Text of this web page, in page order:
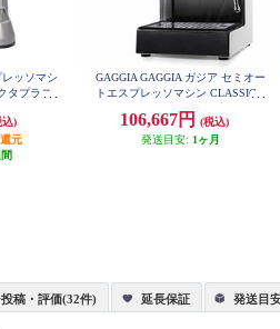
ッソマシ
タプラス
込)
元
GAGGIA GAGGIA ガジア セミオー
トエスプレッソマシン CLASSIC e
イト SIN035R-WH
106,667円
(税込)
発送目安: 1ヶ月
稿・評価(32件) 延長保証 発送目